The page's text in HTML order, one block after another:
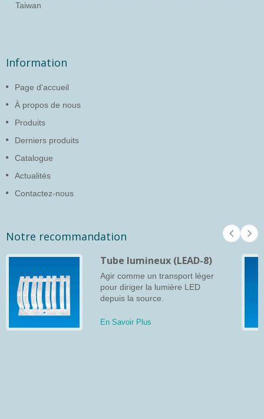
Taiwan
Information
Page d'accueil
À propos de nous
Produits
Derniers produits
Catalogue
Actualités
Contactez-nous
Notre recommandation
Tube lumineux (LEAD-8)
Agir comme un transport léger
pour diriger la lumière LED
depuis la source.
En Savoir Plus